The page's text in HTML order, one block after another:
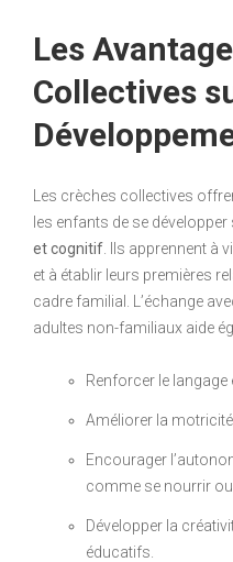
Les
Collectives
Les crèches collectives
les enfants de se
et cognitif . Ils apprennent à
et à établir leurs premières
cadre familial. L’échange
adultes non-familiaux aide
Renforcer le
Améliorer la
Encourager
comme se nourrir ou
Développer la
éducatifs.